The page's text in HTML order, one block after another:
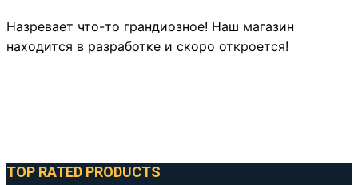
Назревает что-то грандиозное! Наш магазин
находится в разработке и скоро откроется!
TOP RATED PRODUCTS